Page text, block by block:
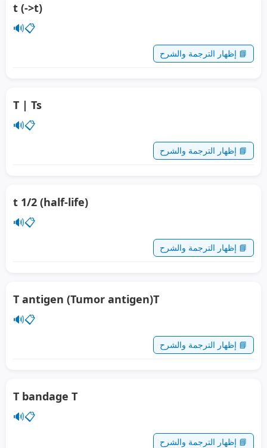
t (->t)
🔊📋
📘 إظهار الترجمة والشرح
T | Ts
🔊📋
📘 إظهار الترجمة والشرح
t 1/2 (half-life)
🔊📋
📘 إظهار الترجمة والشرح
T antigen (Tumor antigen)T
🔊📋
📘 إظهار الترجمة والشرح
T bandage T
🔊📋
📘 إظهار الترجمة والشرح